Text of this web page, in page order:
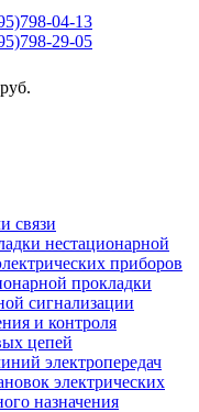
04-13
29-05
связи
нестационарной
приборов
прокладки
сигнализации
и контроля
цепей
электропередач
электрических
назначения